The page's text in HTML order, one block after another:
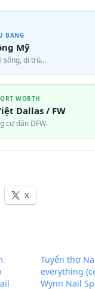
BANG
Mỹ
sống, di trú…
WORTH
Dallas / FW
cư dân DFW.
X
Tuyển thợ
everything
Wynn Nail